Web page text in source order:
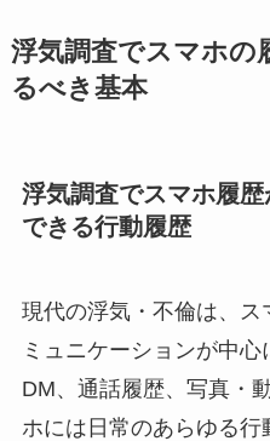
浮気調査でスマホの
るべき基本
浮気調査でスマホ履
できる行動履歴
現代の浮気・不倫は、ス
ミュニケーションが中
DM、通話履歴、写真・
ホには日常のあらゆる